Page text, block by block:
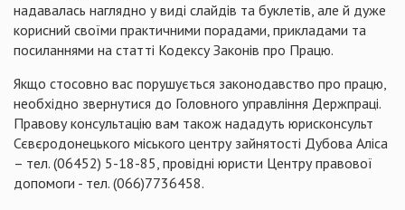
надавалась наглядно у виді слайдів та буклетів, але й дуже
корисний своїми практичними порадами, прикладами та
посиланнями на статті Кодексу Законів про Працю.
Якщо стосовно вас порушується законодавство про працю,
необхідно звернутися до Головного управління Держпраці.
Правову консультацію вам також нададуть юрисконсульт
Сєвєродонецького міського центру зайнятості Дубова Аліса
– тел. (06452) 5-18-85, провідні юристи Центру правової
допомоги - тел. (066)7736458.